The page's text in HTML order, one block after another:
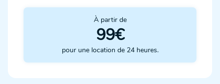
À partir de
99€
pour une location de 24 heures.